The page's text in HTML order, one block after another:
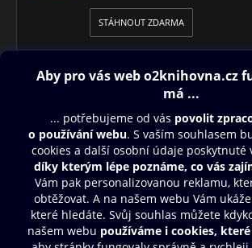
STÁHNOUT ZDARMA
Obsah ke stažení
Moje O2 Knihovna
Další zábava